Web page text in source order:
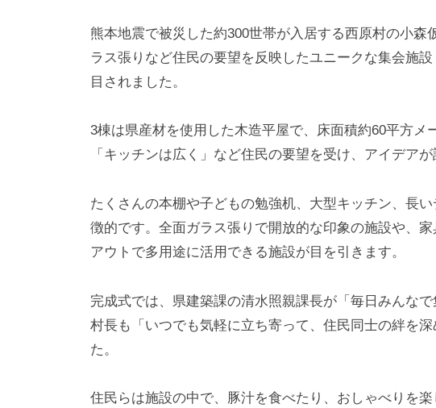
熊本地震で被災した約300世帯が入居する西原村の小森
ラス張りなど住民の要望を反映したユニークな集会施
目されました。
3棟は県産材を使用した木造平屋で、床面積約60平方メ
「キッチンは広く」など住民の要望を受け、アイデア
たくさんの本棚や子どもの勉強机、大型キッチン、長
徴的です。全面ガラス張りで開放的な印象の施設や、
アウトで多用途に活用できる施設が目を引きます。
完成式では、県建築課の清水照親課長が「毎日みんな
村長も「いつでも気軽に立ち寄って、住民同士の絆を
た。
住民らは施設の中で、豚汁を食べたり、おしゃべりを